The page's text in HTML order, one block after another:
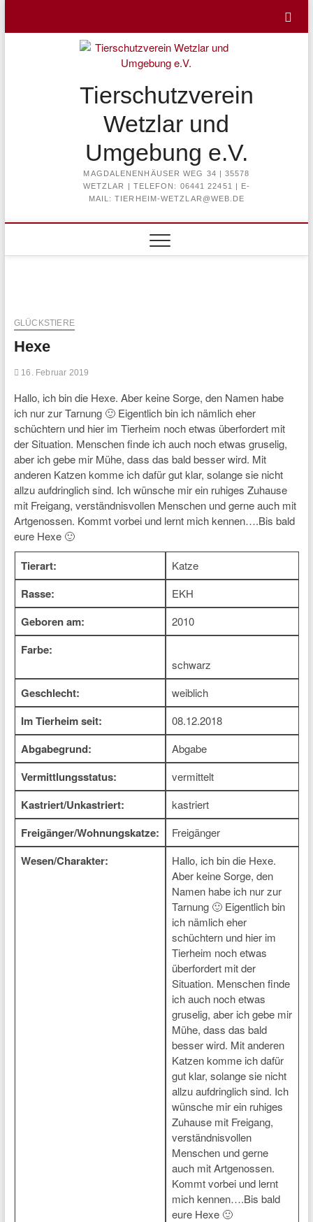
content
Tierschutzverein
Wetzlar und
Umgebung e.V.
MAGDALENENHÄUSER WEG 34 | 35578
WETZLAR | TELEFON: 06441 22451 | E-
MAIL: TIERHEIM-WETZLAR@WEB.DE
GLÜCKSTIERE
Hexe
16. Februar 2019
Hallo, ich bin die Hexe. Aber keine Sorge, den Namen habe
ich nur zur Tarnung 🙂 Eigentlich bin ich nämlich eher
schüchtern und hier im Tierheim noch etwas überfordert mit
der Situation. Menschen finde ich auch noch etwas gruselig,
aber ich gebe mir Mühe, dass das bald besser wird. Mit
anderen Katzen komme ich dafür gut klar, solange sie nicht
allzu aufdringlich sind. Ich wünsche mir ein ruhiges Zuhause
mit Freigang, verständnisvollen Menschen und gerne auch mit
Artgenossen. Kommt vorbei und lernt mich kennen….Bis bald
eure Hexe 🙂
Tierart: Katze
Rasse: EKH
Geboren am: 2010
Farbe:
schwarz
Geschlecht: weiblich
Im Tierheim seit: 08.12.2018
Abgabegrund: Abgabe
Vermittlungsstatus: vermittelt
Kastriert/Unkastriert: kastriert
Freigänger/Wohnungskatze: Freigänger
Wesen/Charakter:
Hallo, ich bin die Hexe.
Aber keine Sorge, den
Namen habe ich nur zur
Tarnung 🙂 Eigentlich bin
ich nämlich eher
schüchtern und hier im
Tierheim noch etwas
überfordert mit der
Situation. Menschen finde
ich auch noch etwas
gruselig, aber ich gebe mir
Mühe, dass das bald
besser wird. Mit anderen
Katzen komme ich dafür
gut klar, solange sie nicht
allzu aufdringlich sind. Ich
wünsche mir ein ruhiges
Zuhause mit Freigang,
verständnisvollen
Menschen und gerne
auch mit Artgenossen.
Kommt vorbei und lernt
mich kennen….Bis bald
eure Hexe 🙂